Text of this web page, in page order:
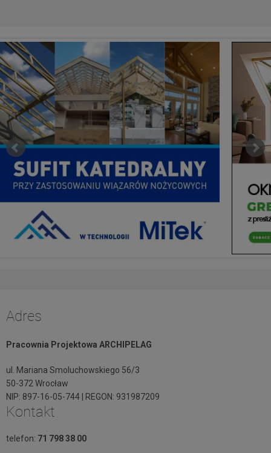
Adres
Pracownia Projektowa ARCHIPELAG
ul. Mariana Smoluchowskiego 56/3
50-372 Wrocław
NIP: 897-16-05-744 | REGON: 931987209
Kontakt
telefon: 71 798 38 00